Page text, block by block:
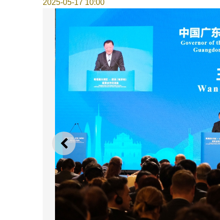
2025-05-17 10:00
上一則